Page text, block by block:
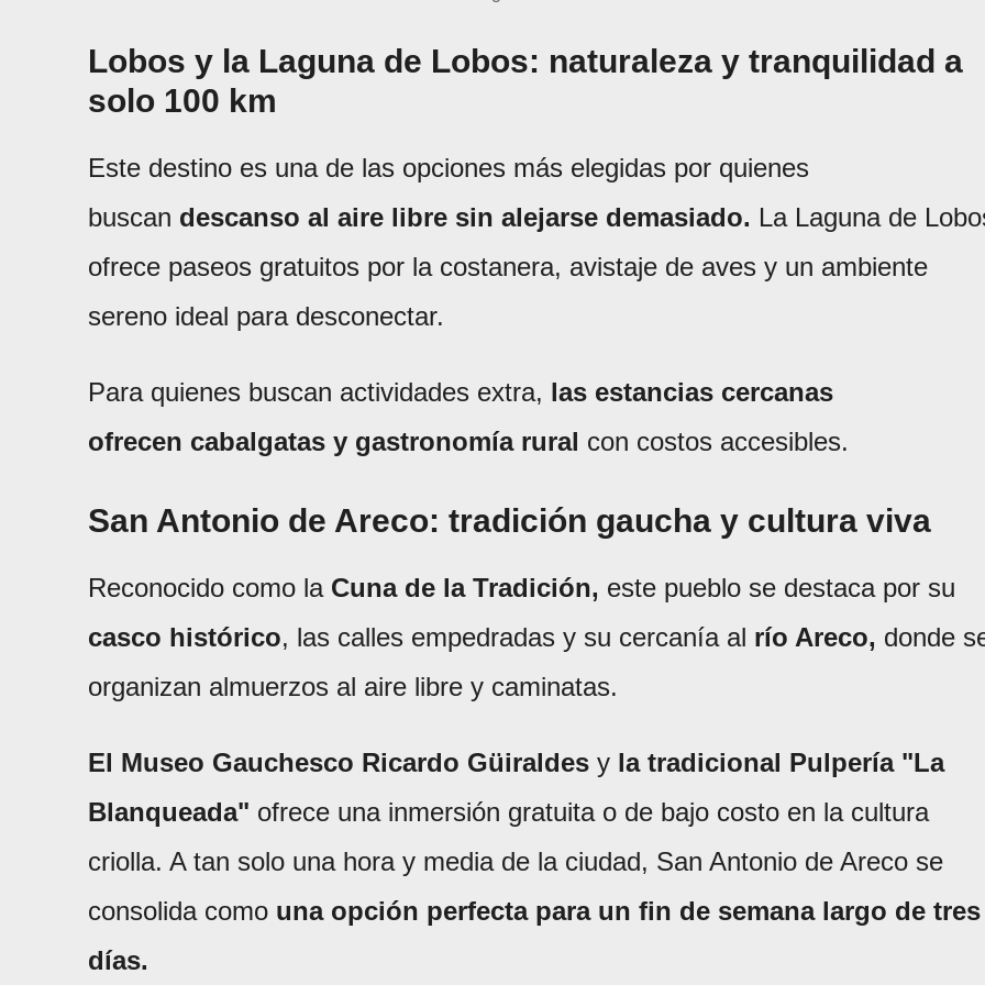
Lobos y la Laguna de Lobos: naturaleza y tranquilidad a
solo 100 km
Este destino es una de las opciones más elegidas por quienes
buscan descanso al aire libre sin alejarse demasiado. La Laguna de
ofrece paseos gratuitos por la costanera, avistaje de aves y un ambiente
sereno ideal para desconectar.
Para quienes buscan actividades extra, las estancias cercanas
ofrecen cabalgatas y gastronomía rural con costos accesibles.
San Antonio de Areco: tradición gaucha y cultura viva
Reconocido como la Cuna de la Tradición, este pueblo se destaca por su
casco histórico, las calles empedradas y su cercanía al río Areco, donde
organizan almuerzos al aire libre y caminatas.
El Museo Gauchesco Ricardo Güiraldes y la tradicional Pulpería "La
Blanqueada" ofrece una inmersión gratuita o de bajo costo en la cultura
criolla. A tan solo una hora y media de la ciudad, San Antonio de Areco se
consolida como una opción perfecta para un fin de semana largo de tres
días.